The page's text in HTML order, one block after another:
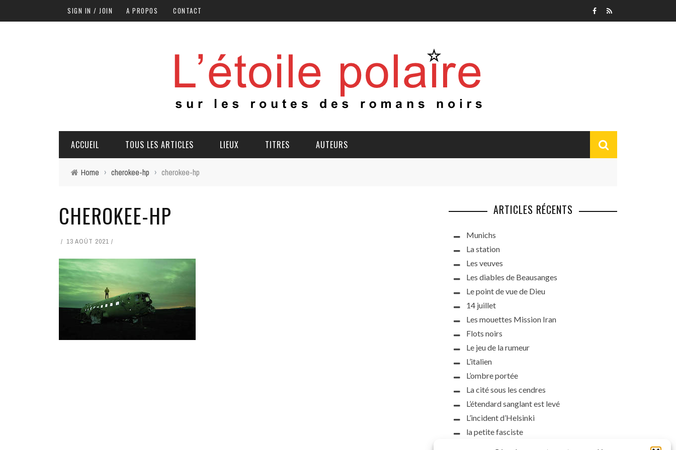
SIGN IN / JOIN A PROPOS CONTACT
ACCUEIL TOUS LES ARTICLES LIEUX TITRES AUTEURS
Home › cherokee-hp › cherokee-hp
CHEROKEE-HP
13 AOÛT 2021
ARTICLES RÉCENTS
Munichs
La station
Les veuves
Les diables de Beausanges
Le point de vue de Dieu
14 juillet
Les mouettes Mission Iran
Flots noirs
Le jeu de la rumeur
L’italien
L’ombre portée
La cité sous les cendres
L’étendard sanglant est levé
L’incident d’Helsinki
la petite fasciste